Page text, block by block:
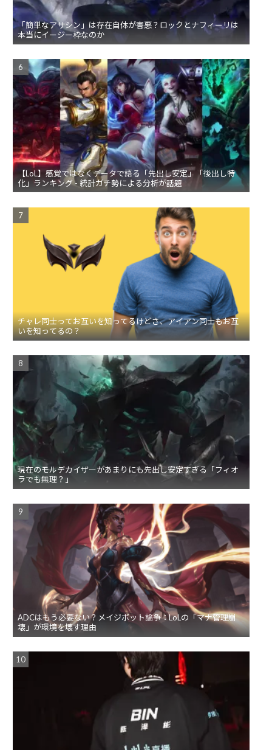
「簡単なアサシン」は存在自体が害悪？ロックとナフィーリは
本当にイージー枠なのか
【LoL】感覚ではなくデータで語る「先出し安定」「後出し特
化」ランキング - 統計ガチ勢による分析が話題
チャレ同士ってお互いを知ってるけどさ、アイアン同士もお互
いを知ってるの？
現在のモルデカイザーがあまりにも先出し安定すぎる「フィオ
ラでも無理？」
ADCはもう必要ない？メイジボット論争：LoLの「マナ管理崩
壊」が環境を壊す理由